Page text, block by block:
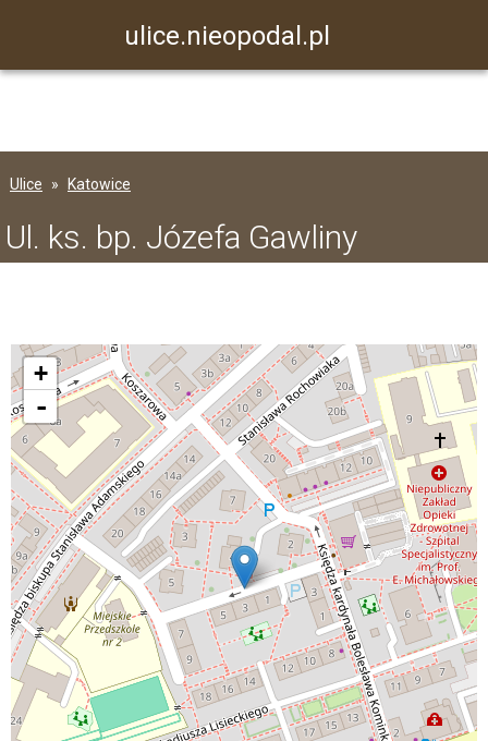
ulice.nieopodal.pl
Ulice Katowice
Ul. ks. bp. Józefa Gawliny
+
-